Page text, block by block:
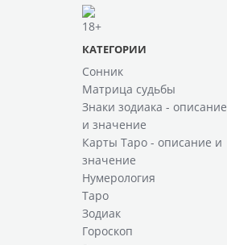
КАТЕГОРИИ
Сонник
Матрица судьбы
Знаки зодиака - описание
и значение
Карты Таро - описание и
значение
Нумерология
Таро
Зодиак
Гороскоп